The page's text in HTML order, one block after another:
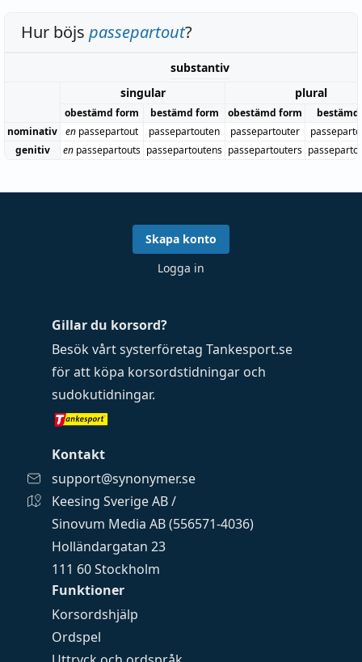
Hur böjs passepartout?
substantiv
singular
plural
obestämd form bestämd form obestämd form
nominativ en passepartout passepartouten passepartouter
genitiv
en passepartouts passepartoutens passepartouters
Funktioner
Korsordshjälp
Ordspel
Gillar du korsord?
Besök vårt systerföretag Tankesport.se
för att köpa korsordstidningar och
sudokutidningar.
Kontakt
support@synonymer.se
Keesing Sverige AB /
Sinovum Media AB (556571-4036)
Holländargatan 23
111 60 Stockholm
Skapa konto
Logga in